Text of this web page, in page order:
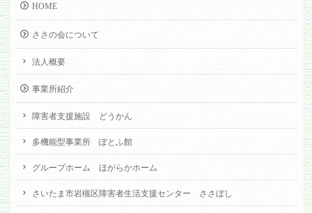
HOME
ささの会について
法人概要
事業所紹介
障害者支援施設 どうかん
多機能型事業所 ぽとふ館
グループホーム ほがらかホーム
さいたま市岩槻区障害者生活支援センター ささぼし